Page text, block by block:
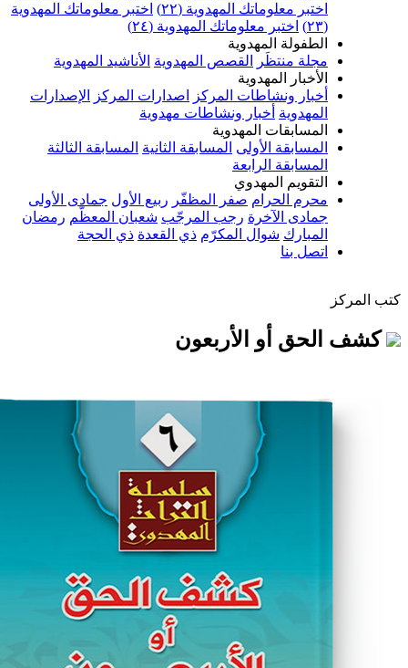
معلوماتك المهدوية (٢٢)
اختبر معلوماتك المهدوية
اختبر معلوماتك المهدوية (٢٤)
المهدوية
منتظَر
القصص المهدوية الأناشيد المهدوية
المهدوية
ونشاطات المركز اصدارات المركز الإصدارات
أخبار ونشاطات مهدوية
المهدوية
الأولى المسابقة الثانية المسابقة الثالثة
الرابعة
المهدوي
الحرام
صفر المظفّر ربيع الأول جمادى الأولى
رجب المرجّب شعبان المعظّم رمضان
شوال المكرّم ذي القعدة ذي الحجة
أو الأربعون